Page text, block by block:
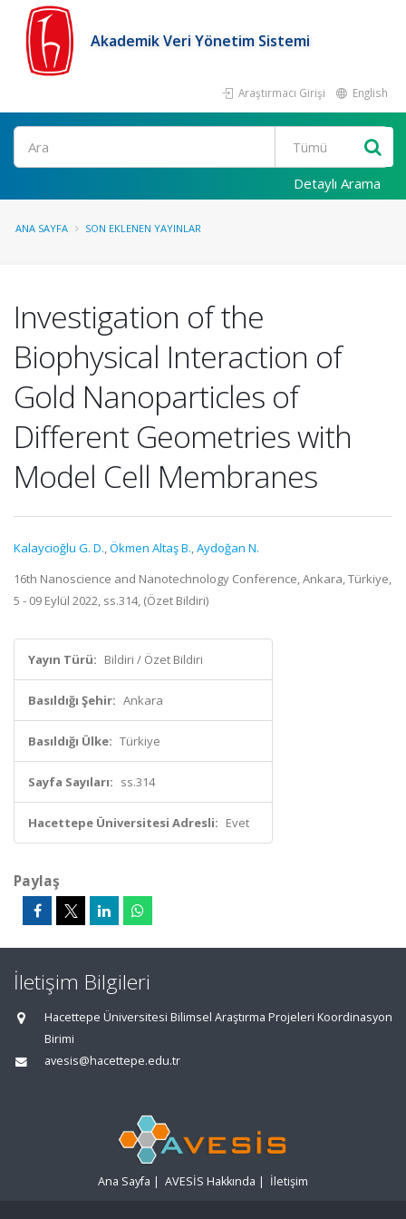
Akademik Veri Yönetim Sistemi
Araştırmacı Girişi English
Ara
Detaylı Arama
ANA SAYFA SON EKLENEN YAYINLAR
Investigation of the
Biophysical Interaction of
Gold Nanoparticles of
Different Geometries with
Model Cell Membranes
Kalaycioğlu G. D.,Ökmen Altaş B.,Aydoğan N.
16th Nanoscience and Nanotechnology Conference, Ankara, Türkiye,
5 - 09 Eylül 2022, ss.314, (Özet Bildiri)
Yayın Türü: Bildiri / Özet Bildiri
Basıldığı Şehir: Ankara
Basıldığı Ülke: Türkiye
Sayfa Sayıları: ss.314
Hacettepe Üniversitesi Adresli: Evet
Paylaş
İletişim Bilgileri
Hacettepe Üniversitesi Bilimsel Araştırma Projeleri Koordinasyon
Birimi
avesis@hacettepe.edu.tr
Ana Sayfa | AVESİS Hakkında | İletişim